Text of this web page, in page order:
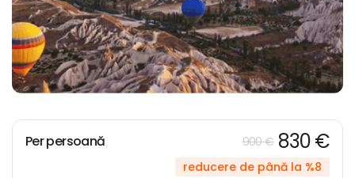
Per persoană 900 € 830 €
reducere de până la %8